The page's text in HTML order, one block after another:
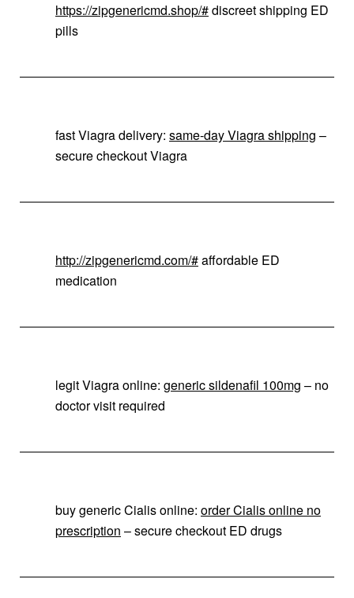
https://zipgenericmd.shop/#discreet shipping ED
pills
fast Viagra delivery: same-day Viagra shipping –
secure checkout Viagra
http://zipgenericmd.com/#affordable ED
medication
legit Viagra online: generic sildenafil 100mg – no
doctor visit required
buy generic Cialis online: order Cialis online no
prescription – secure checkout ED drugs